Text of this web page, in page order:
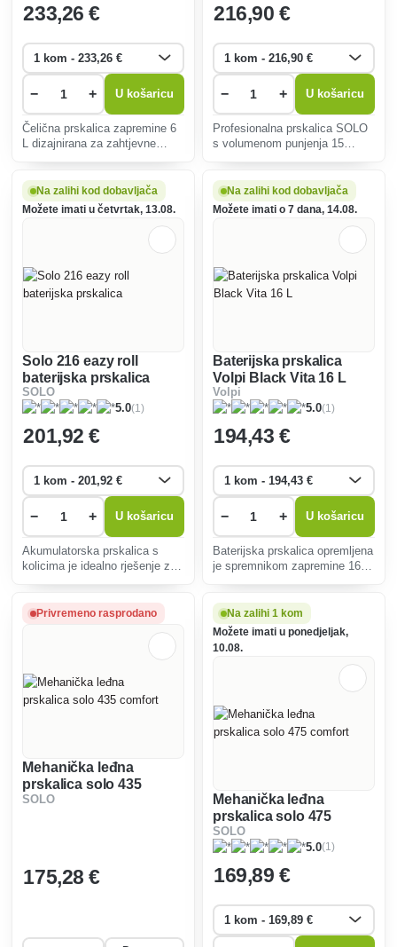
233,26 €
− + U košaricu
Čelična prskalica zapremine 6
L dizajnirana za zahtjevne
216,90 €
− + U košaricu
Profesionalna prskalica SOLO
s volumenom punjenja 15
cijev za prskanje od 50 cm.
Na zalihi kod dobavljača
Možete imati u četvrtak, 13.08.
Solo 216 eazy roll
baterijska prskalica
SOLO
5.0(1)
201,92 €
− + U košaricu
Akumulatorska prskalica s
kolicima je idealno rješenje za
staklenicima, jer ne zahtijeva
Na zalihi kod dobavljača
Možete imati o 7 dana, 14.08.
Baterijska prskalica
Volpi Black Vita 16 L
Volpi
5.0(1)
194,43 €
− + U košaricu
Baterijska prskalica opremljena
je spremnikom zapremine 16 l i
dugotrajan, kontinuiran i ujedno
udoban rad i na većim
površinama i parcelama.
Privremeno rasprodano
Mehanička leđna
prskalica solo 435
comfort
SOLO
175,28 €
Na zalihi 1 kom
Možete imati u ponedjeljak,
10.08.
Mehanička leđna
prskalica solo 475
comfort
SOLO
5.0(1)
169,89 €